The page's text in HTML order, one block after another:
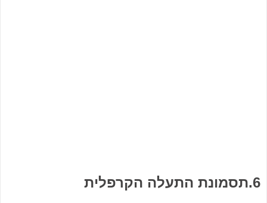
6.תסמונת התעלה הקרפלית